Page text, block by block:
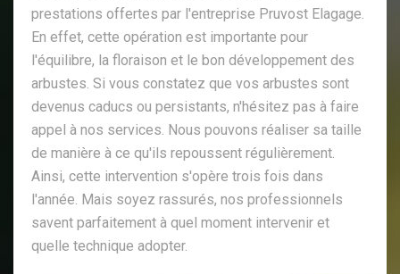
prestations offertes par l'entreprise Pruvost Elagage.
En effet, cette opération est importante pour
l'équilibre, la floraison et le bon développement des
arbustes. Si vous constatez que vos arbustes sont
devenus caducs ou persistants, n'hésitez pas à faire
appel à nos services. Nous pouvons réaliser sa taille
de manière à ce qu'ils repoussent régulièrement.
Ainsi, cette intervention s'opère trois fois dans
l'année. Mais soyez rassurés, nos professionnels
savent parfaitement à quel moment intervenir et
quelle technique adopter.